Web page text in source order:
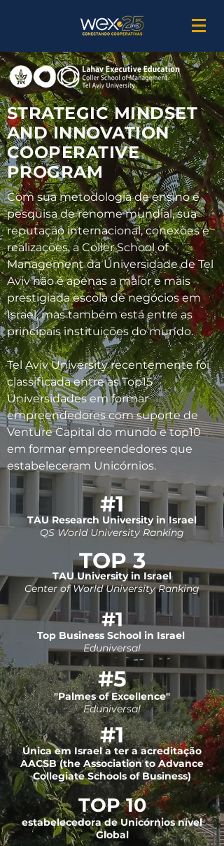
STRATEGIC MINDSET
AND INNOVATION
COOPERATIVE
PROGRAM
Com sua metodologia de ensino e
pesquisa de renome mundial, sua
reputação internacional, conexões e
realizações, a Coller School of
Management da Universidade de Tel
Aviv não é apenas a maior e mais
prestigiada escola de negócios em
Israel, mas também está entre as
principais instituições do mundo.
Tel Aviv University recentemente foi
classificada entre as Top15
Universidades em formar
empreendedores com suporte de
Venture Capital do mundo e top10
em formar empreendedores que
estabeleceram Unicórnios.
#1
TAU Research University in Israel
QS World University Ranking
TOP 3
TAU University in Israel
Center of World University Ranking
#1
Top Business School in Israel
Eduniversal
#5
"Palmes of Excellence"
Eduniversal
#1
Única em Israel a ter a acreditação
AACSB(the Association to Advance
Collegiate Schools of Business)
TOP 10
estabelecedorade Unicórniosnível
Global